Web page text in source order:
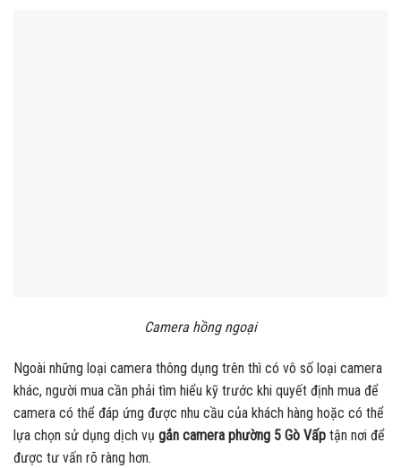
Camera hồng ngoại
Ngoài những loại camera thông dụng trên thì có vô số loại camera
khác, người mua cần phải tìm hiểu kỹ trước khi quyết định mua để
camera có thể đáp ứng được nhu cầu của khách hàng hoặc có thể
lựa chọn sử dụng dịch vụ gắn camera phường 5 Gò Vấp tận nơi để
được tư vấn rõ ràng hơn.